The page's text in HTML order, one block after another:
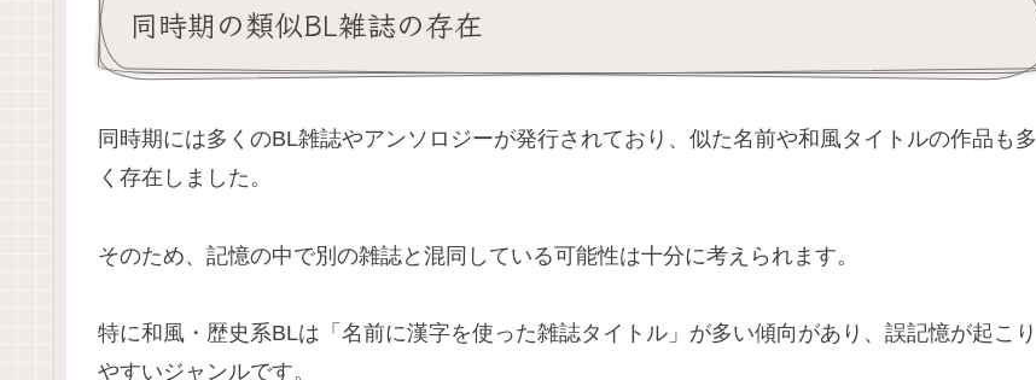
同時期の類似BL雑誌の存在
同時期には多くのBL雑誌やアンソロジーが発行されており、似た名前や和風タイトルの作品も多
く存在しました。
そのため、記憶の中で別の雑誌と混同している可能性は十分に考えられます。
特に和風・歴史系BLは「名前に漢字を使った雑誌タイトル」が多い傾向があり、誤記憶が起こり
やすいジャンルです。